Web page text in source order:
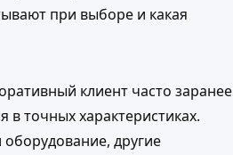
при выборе и какая
клиент часто заранее
в точных характеристиках.
другие